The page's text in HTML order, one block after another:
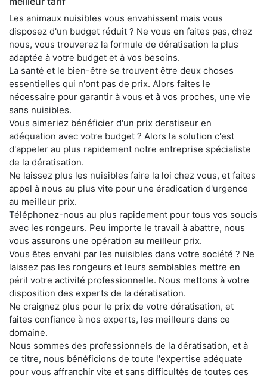
Les animaux nuisibles vous envahissent mais vous
disposez d'un budget réduit ? Ne vous en faites pas, chez
nous, vous trouverez la formule de dératisation la plus
adaptée à votre budget et à vos besoins.
La santé et le bien-être se trouvent être deux choses
essentielles qui n'ont pas de prix. Alors faites le
nécessaire pour garantir à vous et à vos proches, une vie
sans nuisibles.
Vous aimeriez bénéficier d'un prix deratiseur en
adéquation avec votre budget ? Alors la solution c'est
d'appeler au plus rapidement notre entreprise spécialiste
de la dératisation.
Ne laissez plus les nuisibles faire la loi chez vous, et faites
appel à nous au plus vite pour une éradication d'urgence
au meilleur prix.
Téléphonez-nous au plus rapidement pour tous vos soucis
avec les rongeurs. Peu importe le travail à abattre, nous
vous assurons une opération au meilleur prix.
Vous êtes envahi par les nuisibles dans votre société ? Ne
laissez pas les rongeurs et leurs semblables mettre en
péril votre activité professionnelle. Nous mettons à votre
disposition des experts de la dératisation.
Ne craignez plus pour le prix de votre dératisation, et
faites confiance à nos experts, les meilleurs dans ce
domaine.
Nous sommes des professionnels de la dératisation, et à
ce titre, nous bénéficions de toute l'expertise adéquate
pour vous affranchir vite et sans difficultés de toutes ces